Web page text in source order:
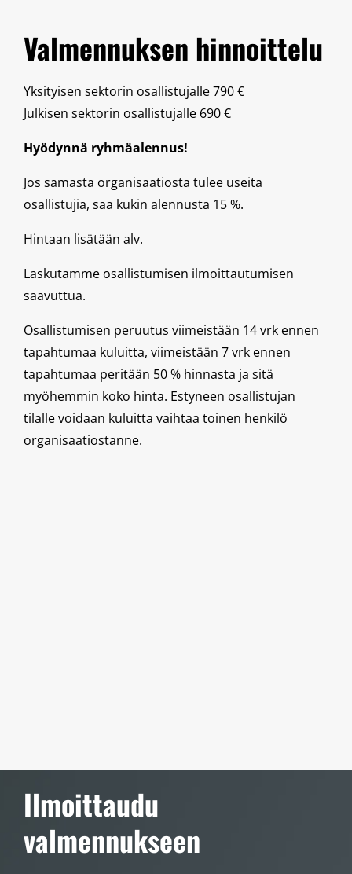
Valmennuksen hinnoittelu
Yksityisen sektorin osallistujalle 790 €
Julkisen sektorin osallistujalle 690 €
Hyödynnä ryhmäalennus!
Jos samasta organisaatiosta tulee useita
osallistujia, saa kukin alennusta 15 %.
Hintaan lisätään alv.
Laskutamme osallistumisen ilmoittautumisen
saavuttua.
Osallistumisen peruutus viimeistään 14 vrk ennen
tapahtumaa kuluitta, viimeistään 7 vrk ennen
tapahtumaa peritään 50 % hinnasta ja sitä
myöhemmin koko hinta. Estyneen osallistujan
tilalle voidaan kuluitta vaihtaa toinen henkilö
organisaatiostanne.
Ilmoittaudu
valmennukseen